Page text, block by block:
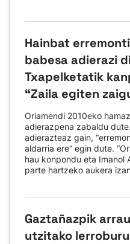
Hainbat
babesa adierazi
Txapelketatik
“Zaila egiten
Oriamendi 2010eko
adierazpena zabaldu
adierazteaz gain,
aldarria ere” egin dute.
hau konpondu eta Imanol
parte hartzeko aukera
Gaztañazpik
utzitako